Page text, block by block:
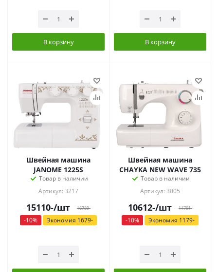
В корзину В корзину
Швейная машина
JANOME 1225S
Товар в наличии
Артикул: 3217
15110-/шт 16789-
-10% Экономия 1679-
Швейная машина
CHAYKA NEW WAVE 735
Товар в наличии
Артикул: 3005
10612-/шт 11791-
-10% Экономия 1179-